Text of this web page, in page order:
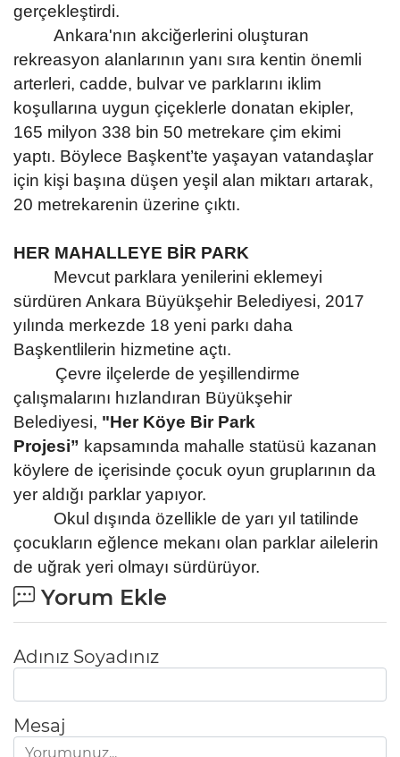
gerçekleştirdi.
Ankara'nın akciğerlerini oluşturan
rekreasyon alanlarının yanı sıra kentin önemli
arterleri, cadde, bulvar ve parklarını iklim
koşullarına uygun çiçeklerle donatan ekipler,
165 milyon 338 bin 50 metrekare çim ekimi
yaptı. Böylece Başkent’te yaşayan vatandaşlar
için kişi başına düşen yeşil alan miktarı artarak,
20 metrekarenin üzerine çıktı.
HER MAHALLEYE BİR PARK
Mevcut parklara yenilerini eklemeyi
sürdüren Ankara Büyükşehir Belediyesi, 2017
yılında merkezde 18 yeni parkı daha
Başkentlilerin hizmetine açtı.
Çevre ilçelerde de yeşillendirme
çalışmalarını hızlandıran Büyükşehir
Belediyesi, "Her Köye Bir Park
Projesi” kapsamında mahalle statüsü kazanan
köylere de içerisinde çocuk oyun gruplarının da
yer aldığı parklar yapıyor.
Okul dışında özellikle de yarı yıl tatilinde
çocukların eğlence mekanı olan parklar ailelerin
de uğrak yeri olmayı sürdürüyor.
Yorum Ekle
Adınız Soyadınız
Mesaj